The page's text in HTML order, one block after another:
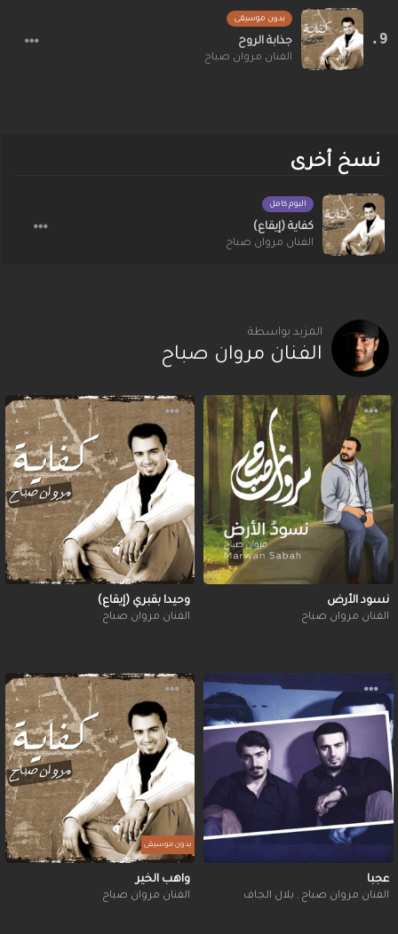
بدون موسيقى
جذابة الروح
الفنان مروان صباح
نسخ أخرى
البوم كامل
كفاية (إيقاع)
الفنان مروان صباح
المزيد بواسطة
الفنان مروان صباح
نسود الأرض
الفنان مروان صباح
وحيدا بقبري (إيقاع)
الفنان مروان صباح
عجبا
الفنان مروان صباح, بلال الجاف
بدون موسيقى
واهب الخير
الفنان مروان صباح